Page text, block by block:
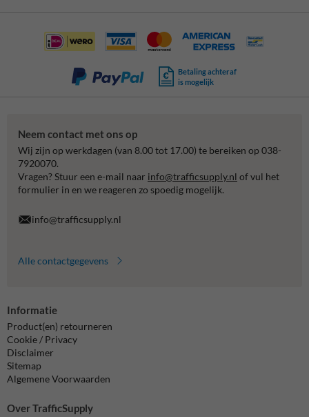
Betaling achteraf
is mogelijk
Neem contact met ons op
Wij zijn op werkdagen (van 8.00 tot 17.00) te bereiken op 038-
7920070.
Vragen? Stuur een e-mail naar info@trafficsupply.nl of vul het
formulier in en we reageren zo spoedig mogelijk.
info@trafficsupply.nl
Alle contactgegevens
Informatie
Product(en) retourneren
Cookie / Privacy
Disclaimer
Sitemap
Algemene Voorwaarden
Over TrafficSupply